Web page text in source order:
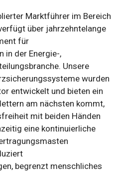
Marktführer im Bereich
über jahrzehntelange
für
in der Energie-,
Unsere
wurden
entwickelt und bieten ein
am nächsten kommt,
mit beiden Händen
eine kontinuierliche
begrenzt menschliches